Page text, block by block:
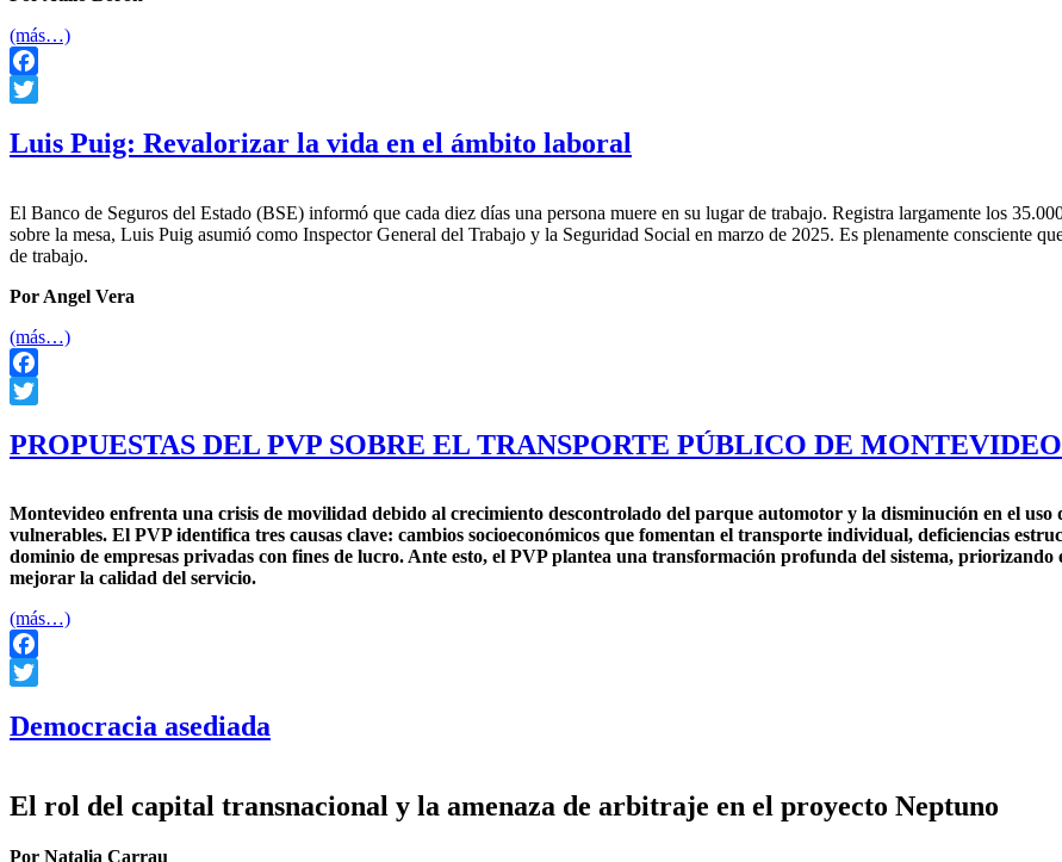
(más…)
Facebook
Luis Puig: Revalorizar la vida en el ámbito laboral
El Banco de Seguros del Estado (BSE) informó que cada diez días una persona muere en su lugar de trabajo. Registra largamente los
sobre la mesa, Luis Puig asumió como Inspector General del Trabajo y la Seguridad Social en marzo de 2025. Es plenamente consciente
de trabajo.
Por Angel Vera
(más…)
Facebook
PROPUESTAS DEL PVP SOBRE EL TRANSPORTE PÚBLICO DE MONTEVIDEO
Montevideo enfrenta una crisis de movilidad debido al crecimiento descontrolado del parque automotor y la disminución en el uso
vulnerables. El PVP identifica tres causas clave: cambios socioeconómicos que fomentan el transporte individual, deficiencias
dominio de empresas privadas con fines de lucro. Ante esto, el PVP plantea una transformación profunda del sistema,
mejorar la calidad del servicio.
(más…)
Facebook
Democracia asediada
El rol del capital transnacional y la amenaza de arbitraje en el proyecto Neptuno
Por Natalia Carrau